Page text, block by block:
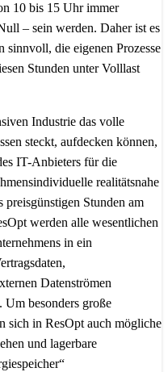
10 bis 15 Uhr immer
– sein werden. Daher ist es
sinnvoll, die eigenen Prozesse
Stunden unter Volllast
Industrie das volle
steckt, aufdecken können,
IT-Anbieters für die
realitätsnahe
Stunden am
werden alle wesentlichen
in ein
Datenströmen
besonders große
sich in ResOpt auch mögliche
und lagerbare